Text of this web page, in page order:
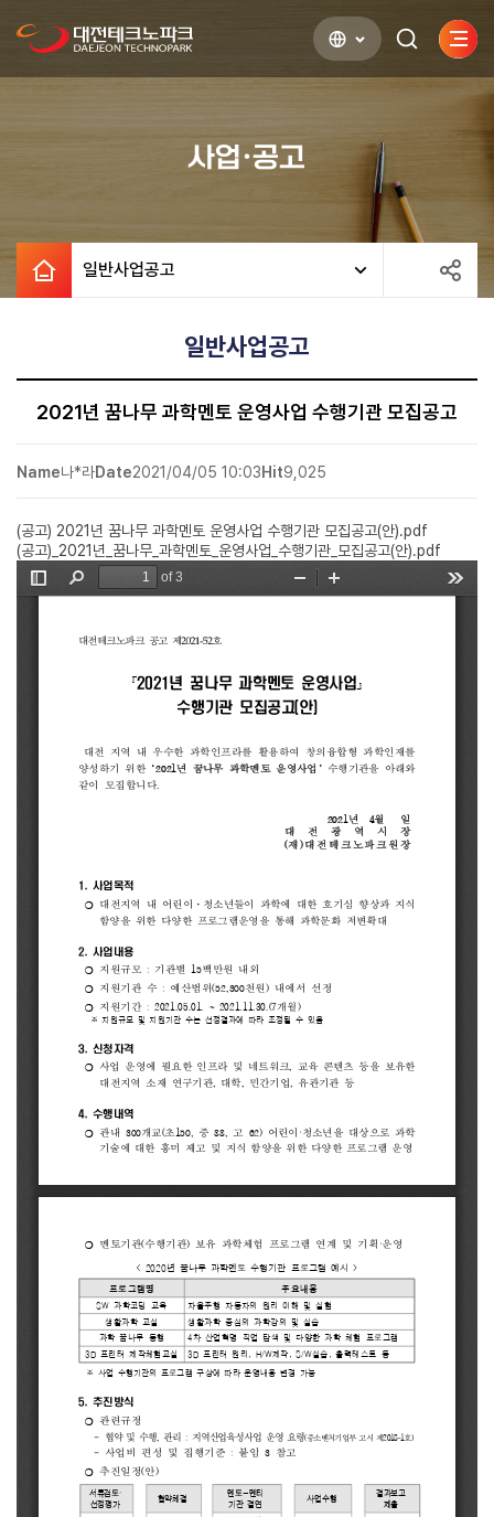
검색하기사이
열기
사업·공고
일반사업공고
일반사업공고
2021년 꿈나무 과학멘토 운영사업 수행기관 모집공고
Name나*라Date2021/04/05 10:03Hit9,025
(공고) 2021년 꿈나무 과학멘토 운영사업 수행기관 모집공고(안).pdf
(공고)_2021년_꿈나무_과학멘토_운영사업_수행기관_모집공고(안).pdf